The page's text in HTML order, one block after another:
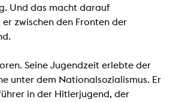
Und das macht darauf
zwischen den Fronten der
Seine Jugendzeit erlebte der
unter dem Nationalsozialismus. Er
in der Hitlerjugend, der